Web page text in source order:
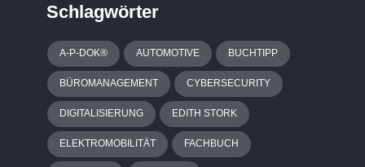
Schlagwörter
A-P-DOK® AUTOMOTIVE BUCHTIPP
BÜROMANAGEMENT CYBERSECURITY
DIGITALISIERUNG EDITH STORK
ELEKTROMOBILITÄT FACHBUCH